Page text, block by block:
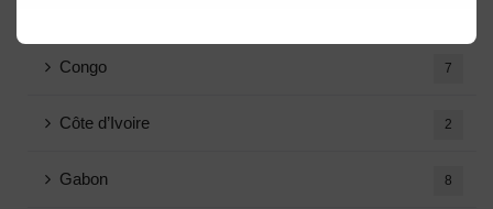
Congo 7
Côte d’Ivoire 2
Gabon 8